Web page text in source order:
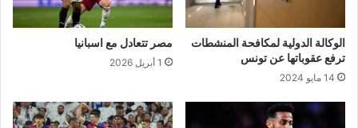
الوكالة الدولية لمكافحة المنشطات
ترفع عقوباتها عن تونس
14 مايو 2024
مصر تتعادل مع اسبانيا
1 أبريل 2026